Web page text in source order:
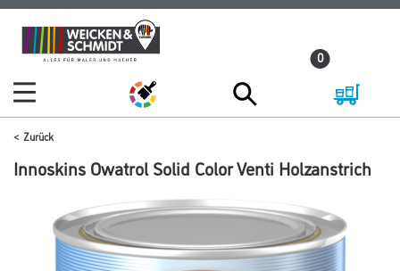
Zum
Inhalt
Zum
Navigationsmenü
0
Zurück
Innoskins Owatrol Solid Color Venti Holzanstrich